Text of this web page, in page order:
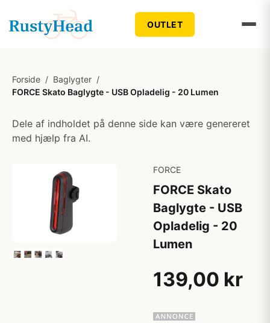
OUTLET
Forside / Baglygter /
FORCE Skato Baglygte - USB Opladelig - 20 Lumen
Dele af indholdet på denne side kan være genereret
med hjælp fra AI.
FORCE
FORCE Skato
Baglygte - USB
Opladelig - 20
Lumen
139,00 kr